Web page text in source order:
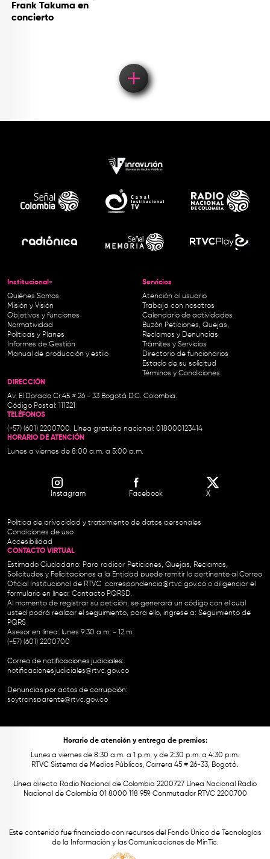
Frank Takuma en
concierto
Institucional-
Quiénes Somos
Misión y Visión
Objetivos y funciones
Normatividad
Políticas y Planes
Informes de Gestión
Manual de producción y estilo
Servicios
Atención al usuario
Trabaja con nosotros
Calendario de actividades
Buzón Peticiones, Quejas,
Reclamos y Denuncias
Trámites y Servicios
Directorio de funcionarios
Estado de su solicitud
Términos y Condiciones
DIRECCIÓN
Av. El Dorado Cr.45 # 26 - 33 Bogotá D.C. Colombia.
Código Postal: 111321
TELÉFONOS
(+57) (601) 2200700. Línea gratuita nacional: 018000123414
HORARIO DE ATENCIÓN
Lunes a viernes de 8:00 a.m. a 5:00 p.m.
Instagram Facebook X
Política de privacidad y tratamiento de datos personales
Condiciones de uso
Accesibilidad
CONTACTO VIRTUAL
Estimado Ciudadano: Para radicar Peticiones, Quejas, Reclamos,
Solicitudes y Felicitaciones a la Entidad puede remitir lo pertinente al Correo
Oficial Institucional de RTVC correspondencia@rtvc.gov.co o diligenciar el
formulario en línea: Contacto PQRSD.
Al momento de registrar su petición, se generará un código con el cual
usted podrá realizar el seguimiento, para ello, ingrese a: Seguimiento de
PQRS
Asesor en línea: lunes 9:30 a.m. - 12 m.
(+57) (601) 2200700
Correo de notificaciones judiciales:
notificacionesjudiciales@rtvc.gov.co
Denuncias por actos de corrupción:
soytransparente@rtvc.gov.co
Horario de atención y entrega de premios:
Lunes a viernes de 8:30 a.m. a 1 p.m. y de 2:30 p.m. a 4:30 p.m.
RTVC Sistema de Medios Públicos, Carrera 45 # 26-33, Bogotá.
Línea directa Radio Nacional de Colombia 2200727 Línea Nacional Radio
Nacional de Colombia 01 8000 118 959. Conmutador RTVC 2200700
Este contenido fue financiado con recursos del Fondo Único de Tecnologías
de la Información y las Comunicaciones de MinTic.